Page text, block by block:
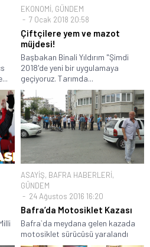
EKONOMİ, GÜNDEM
7 Ocak 2018 20:58
Çiftçilere yem ve mazot
müjdesi!
Başbakan Binali Yıldırım "Şimdi
2018'de yeni bir uygulamaya
geçiyoruz. Tarımda...
ASAYİŞ, BAFRA HABERLERİ,
GÜNDEM
24 Ağustos 2016 16:20
Bafra’da Motosiklet Kazası
Bafra`da meydana gelen kazada
motosiklet sürücüsü yaralandı